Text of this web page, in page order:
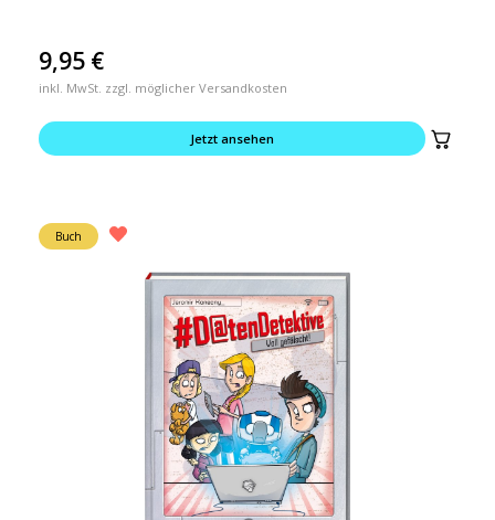
9,95 €
inkl. MwSt. zzgl. möglicher Versandkosten
Jetzt ansehen
Buch